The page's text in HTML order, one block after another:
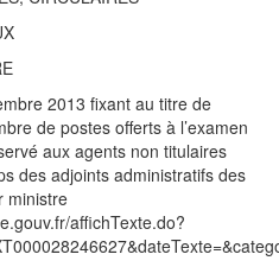
2013 fixant au titre de
de postes offerts à l’examen
aux agents non titulaires
des adjoints administratifs des
ministre
affichTexte.do?